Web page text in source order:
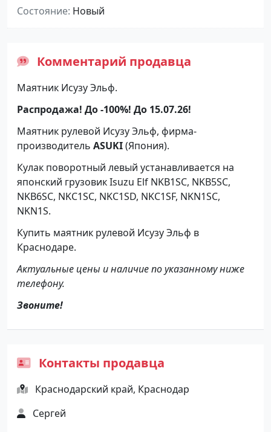
Состояние Новый
Комментарий продавца
Маятник Исузу Эльф.
Распродажа! До -100%! До 15.07.26!
Маятник рулевой Исузу Эльф, фирма-
производитель ASUKI(Япония).
Кулак поворотный левый устанавливается на
японский грузовик Isuzu Elf NKB1SC, NKB5SC,
NKB6SC, NKC1SC, NKC1SD, NKC1SF, NKN1SC,
NKN1S.
Купить маятник рулевой Исузу Эльф в
Краснодаре.
Актуальные цены и наличие по указанному ниже
телефону.
Звоните!
Контакты продавца
Краснодарский край, Краснодар
Сергей